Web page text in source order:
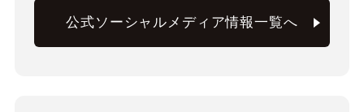
公式ソーシャルメディア情報一覧へ